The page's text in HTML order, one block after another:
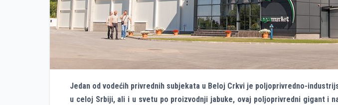
Jedan od vodećih privrednih subjekata u Beloj Crkvi je poljoprivredno-
u celoj Srbiji, ali i u svetu po proizvodnji jabuke, ovaj poljoprivredni gigant i